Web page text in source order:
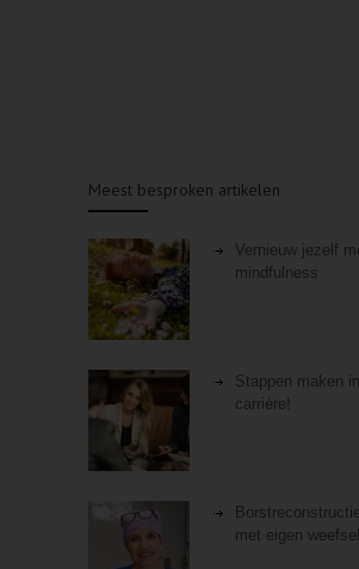
Meest besproken artikelen
Vernieuw jezelf
mindfulness
Stappen maken
carrière!
Borstreconstructie
met eigen weefsel